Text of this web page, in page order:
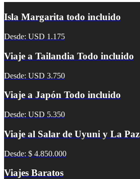
Isla Margarita todo incluido
Desde: USD 1.175
Viaje a Tailandia Todo incluido
Desde: USD 3.750
Viaje a Japón Todo incluido
Desde: USD 5.350
Viaje al Salar de Uyuni y La Paz
Desde: $ 4.850.000
Viajes Baratos